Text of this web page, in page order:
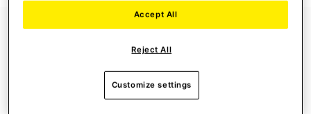
Reject All
Accept All
Customize settings